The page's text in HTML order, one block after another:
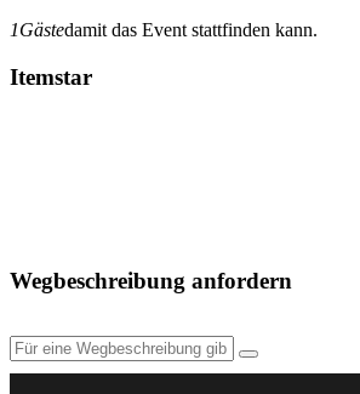
1Gästedamit das Event stattfinden kann.
Itemstar
Wegbeschreibung anfordern